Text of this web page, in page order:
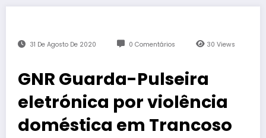
31 De Agosto De 2020 0 Comentários 30Views
GNR Guarda-Pulseira
eletrónica por violência
doméstica em Trancoso